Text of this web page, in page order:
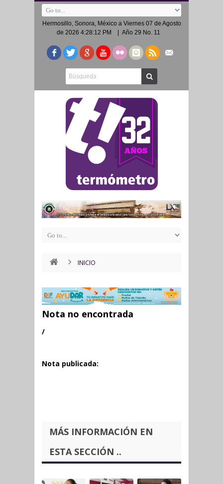
Hermosillo, Sonora, México a Viernes 07 de Agosto
de 2026 4:28:12 PM
| Año 29 No. 11
INICIO
Nota no encontrada
/
Nota publicada:
MÁS INFORMACIÓN EN
ESTA SECCIÓN ..